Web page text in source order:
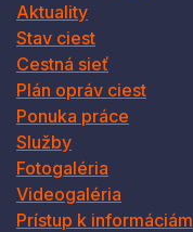
Aktuality
Stav ciest
Cestná sieť
Plán opráv ciest
Ponuka práce
Služby
Fotogaléria
Videogaléria
Prístup k informáciám